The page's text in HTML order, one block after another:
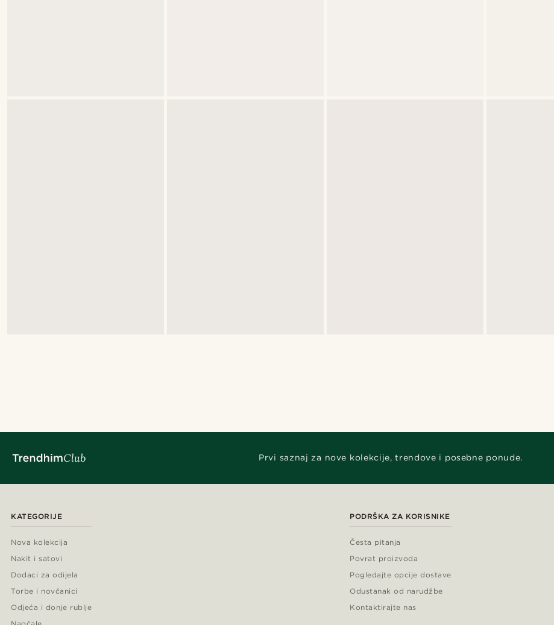
Prvi saznaj za nove kolekcije, trendove i posebne ponude.
KATEGORIJE
Nova kolekcija
Nakit i satovi
Dodaci za odijela
Torbe i novčanici
Odjeća i donje rublje
PODRŠKA ZA KORISNIKE
Česta pitanja
Povrat proizvoda
Pogledajte opcije dostave
Odustanak od narudžbe
Kontaktirajte nas